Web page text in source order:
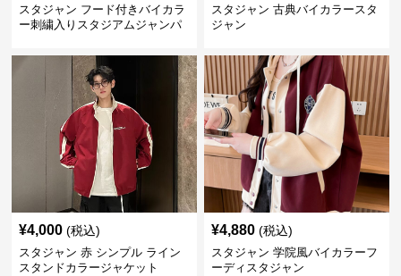
スタジャン フード付きバイカラ
ー刺繍入りスタジアムジャンパ
スタジャン 古典バイカラースタ
ジャン
¥4,000 (税込)
スタジャン 赤 シンプル ライン
スタンドカラージャケット
¥4,880 (税込)
スタジャン 学院風バイカラーフ
ーディスタジャン